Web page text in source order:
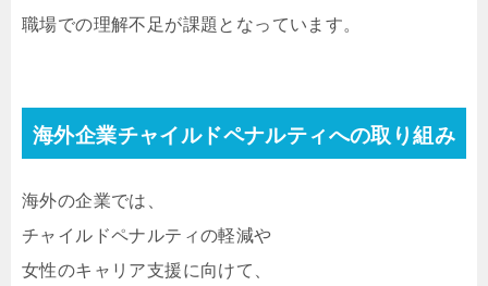
職場での理解不足が課題となっています。
海外企業チャイルドペナルティへの取り組み
海外の企業では、
チャイルドペナルティの軽減や
女性のキャリア支援に向けて、